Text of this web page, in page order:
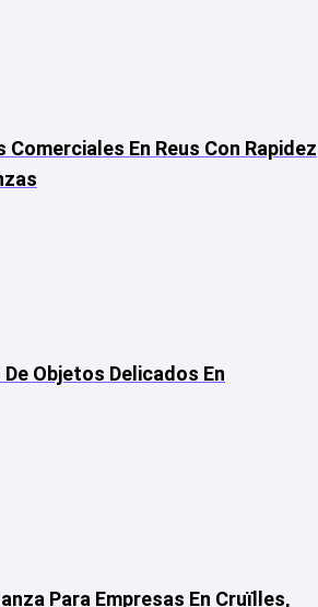
En Reus Con Rapidez
Objetos Delicados En
Para Empresas En Cruïlles,